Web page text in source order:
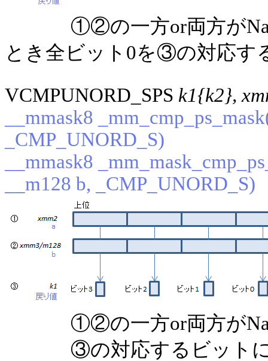
①②の一方or両方が
とき全ビット0を③の対応す
VCMPUNORD_SPS k1{k2},
__mmask8
_CMP_UNORD_S)
__mmask8
__m128 b, _CMP_UNORD_S)
①②の一方or両方が
③の対応するビット